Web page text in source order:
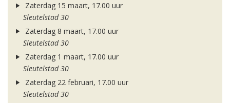
Zaterdag 15 maart, 17.00 uur
Sleutelstad 30
Zaterdag 8 maart, 17.00 uur
Sleutelstad 30
Zaterdag 1 maart, 17.00 uur
Sleutelstad 30
Zaterdag 22 februari, 17.00 uur
Sleutelstad 30